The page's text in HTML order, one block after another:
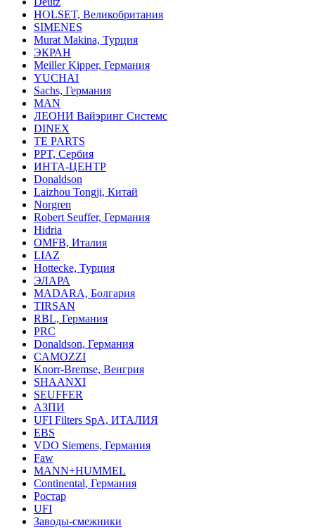
HOLSET, Великобритания
SIMENES
Murat Makina, Турция
ЭКРАН
Meiller Kipper, Германия
YUCHAI
Sachs, Германия
MAN
ЛЕОНИ Вайэринг Системс
DINEX
TE PARTS
PPT, Сербия
ИНТА-ЦЕНТР
Donaldson
Laizhou Tongji, Китай
Norgren
Robert Seuffer, Германия
Hidria
OMFB, Италия
LIAZ
Hottecke, Турция
ЭЛАРА
MADARA, Болгария
TIRSAN
RBL, Германия
PRC
Donaldson, Германия
CAMOZZI
Knorr-Bremse, Венгрия
SHAANXI
SEUFFER
АЗПИ
UFI Filters SpA, ИТАЛИЯ
EBS
VDO Siemens, Германия
Faw
MANN+HUMMEL
Continental, Германия
Ростар
UFI
Заводы-смежники